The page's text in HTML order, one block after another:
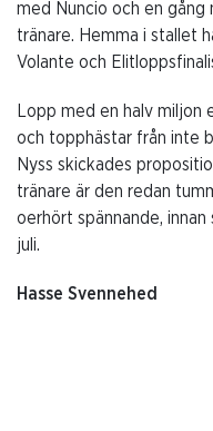
med Nuncio och en gång
tränare. Hemma i stallet
Volante och
Lopp med en halv miljon
och topphästar från inte
Nyss skickades
tränare är den redan
oerhört spännande,
juli.
Hasse Svennehed